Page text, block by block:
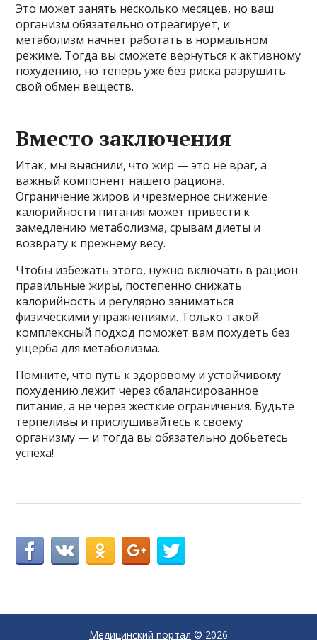
Это может занять несколько месяцев, но ваш
организм обязательно отреагирует, и
метаболизм начнет работать в нормальном
режиме. Тогда вы сможете вернуться к активному
похудению, но теперь уже без риска разрушить
свой обмен веществ.
Вместо заключения
Итак, мы выяснили, что жир — это не враг, а
важный компонент нашего рациона.
Ограничение жиров и чрезмерное снижение
калорийности питания может привести к
замедлению метаболизма, срывам диеты и
возврату к прежнему весу.
Чтобы избежать этого, нужно включать в рацион
правильные жиры, постепенно снижать
калорийность и регулярно заниматься
физическими упражнениями. Только такой
комплексный подход поможет вам похудеть без
ущерба для метаболизма.
Помните, что путь к здоровому и устойчивому
похудению лежит через сбалансированное
питание, а не через жесткие ограничения. Будьте
терпеливы и прислушивайтесь к своему
организму — и тогда вы обязательно добьетесь
успеха!
Медицинский портал © 2026